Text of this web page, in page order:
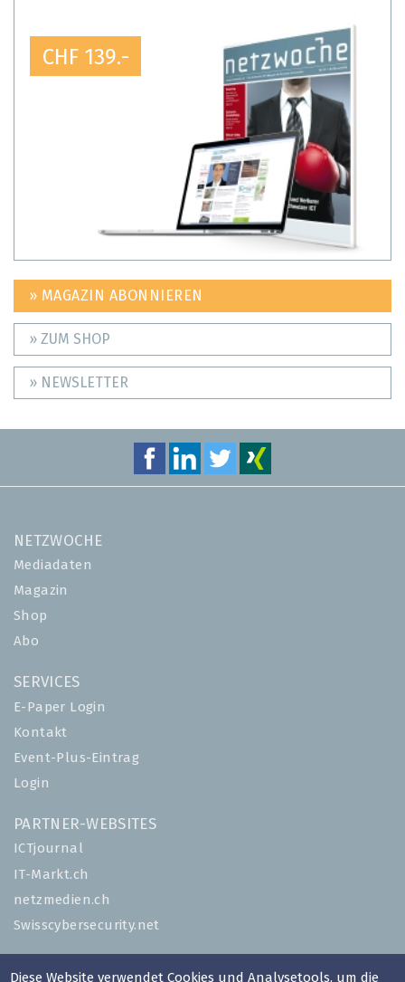
CHF 139.-
» MAGAZIN ABONNIEREN
» ZUM SHOP
» NEWSLETTER
NETZWOCHE
Mediadaten
Magazin
Shop
Abo
SERVICES
E-Paper Login
Kontakt
Event-Plus-Eintrag
Login
PARTNER-WEBSITES
ICTjournal
IT-Markt.ch
netzmedien.ch
Swisscybersecurity.net
Diese Website verwendet Cookies und Analysetools, um die